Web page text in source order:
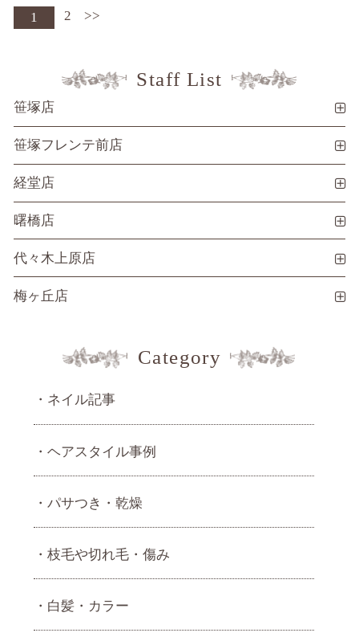
1 2 >>
Staff List
笹塚店
笹塚フレンテ前店
経堂店
曙橋店
代々木上原店
梅ヶ丘店
Category
ネイル記事
ヘアスタイル事例
パサつき・乾燥
枝毛や切れ毛・傷み
白髪・カラー